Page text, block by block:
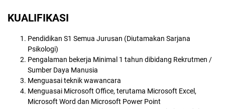
KUALIFIKASI
Pendidikan S1 Semua Jurusan (Diutamakan Sarjana
Psikologi)
Pengalaman bekerja Minimal 1 tahun dibidang Rekrutmen /
Sumber Daya Manusia
Menguasai teknik wawancara
Menguasai Microsoft Office, terutama Microsoft Excel,
Microsoft Word dan Microsoft Power Point